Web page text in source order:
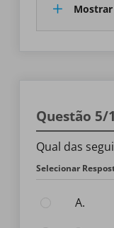
Questão 5/
Qual das
Selecionar
A.